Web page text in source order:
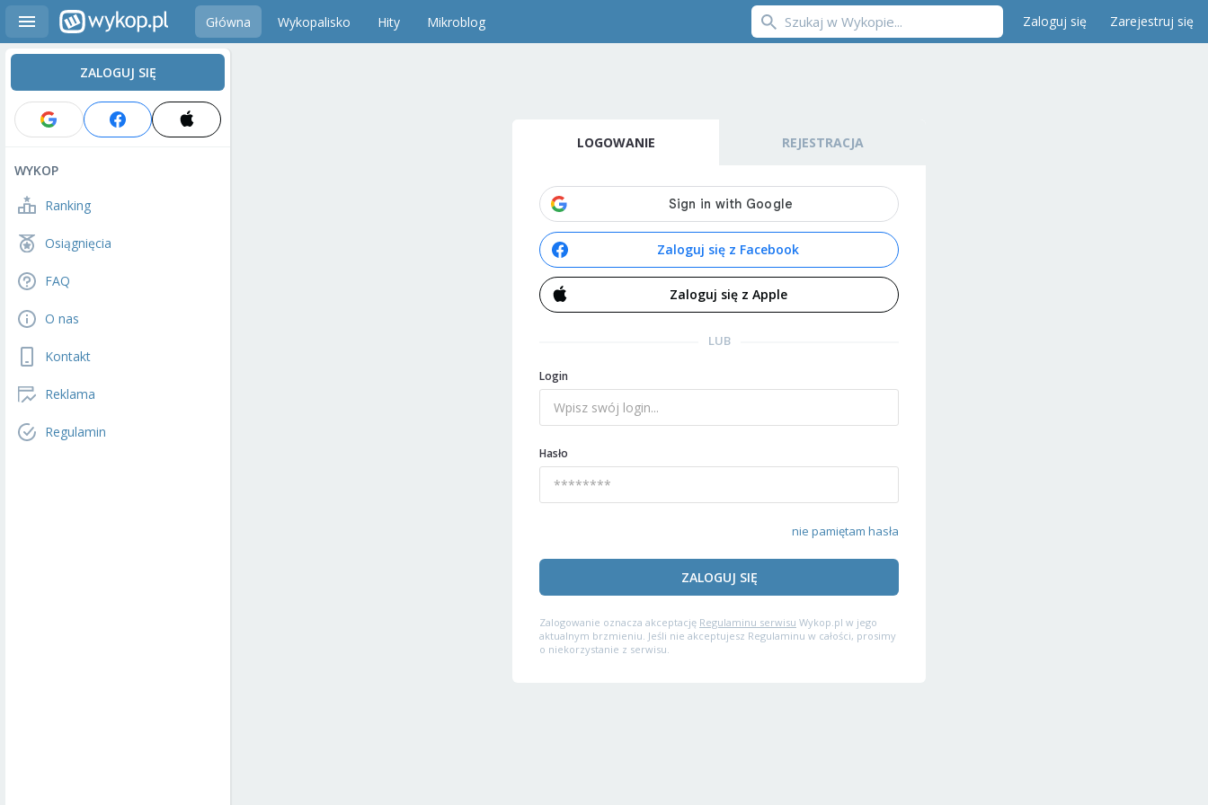
Główna Wykopalisko Hity Mikroblog Zaloguj się Zarejestruj się
ZALOGUJ SIĘ
WYKOP
Ranking
Osiągnięcia
FAQ
O nas
Kontakt
Reklama
Regulamin
LOGOWANIE REJESTRACJA
Zaloguj się z Facebook
Zaloguj się z Apple
LUB
Login
Hasło
nie pamiętam hasła
ZALOGUJ SIĘ
Zalogowanie oznacza akceptację Regulaminu serwisu Wykop.pl w jego
aktualnym brzmieniu. Jeśli nie akceptujesz Regulaminu w całości, prosimy
o niekorzystanie z serwisu.